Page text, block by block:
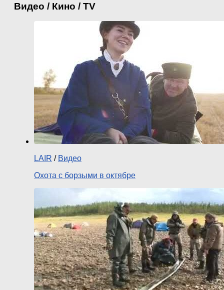
Видео / Кино / TV
LAIR / Видео
Охота с борзыми в октябре